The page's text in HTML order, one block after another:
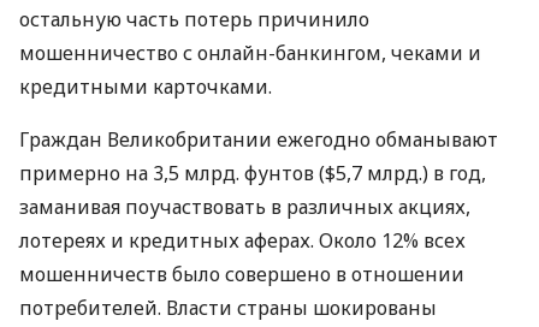
остальную часть потерь причинило
мошенничество с онлайн-банкингом, чеками и
кредитными карточками.
Граждан Великобритании ежегодно обманывают
примерно на 3,5 млрд. фунтов ($5,7 млрд.) в год,
заманивая поучаствовать в различных акциях,
лотереях и кредитных аферах. Около 12% всех
мошенничеств было совершено в отношении
потребителей. Власти страны шокированы